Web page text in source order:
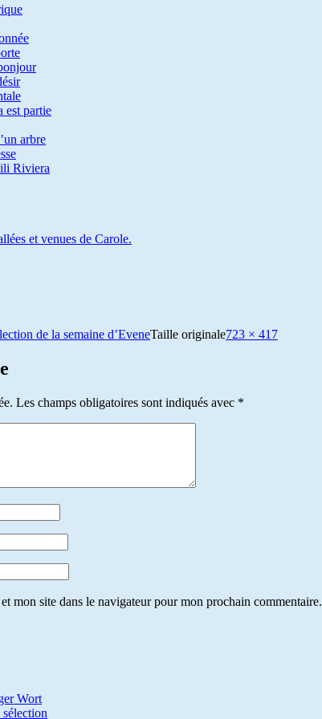
est partie
arbre
Riviera
et venues de Carole.
de la semaine d’EveneTaille originale723 × 417
Les champs obligatoires sont indiqués avec *
mon site dans le navigateur pour mon prochain commentaire.
Wort
sélection